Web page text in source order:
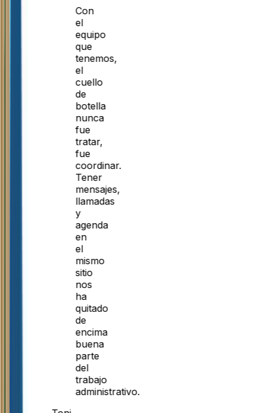
Con
el
equipo
que
tenemos,
el
cuello
de
botella
nunca
fue
tratar,
fue
coordinar.
Tener
mensajes,
llamadas
y
agenda
en
el
mismo
sitio
nos
ha
quitado
de
encima
buena
parte
del
trabajo
administrativo.